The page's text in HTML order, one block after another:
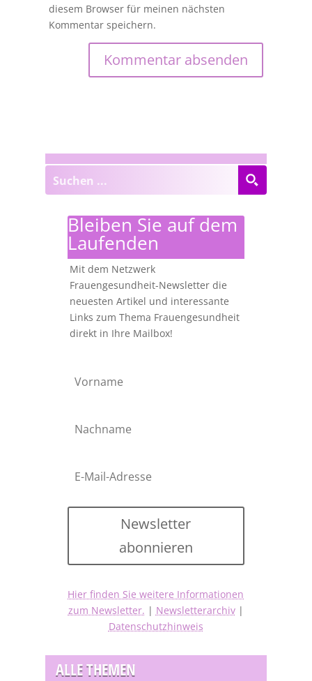
diesem Browser für meinen nächsten
Kommentar speichern.
Bleiben Sie auf dem
Laufenden
Mit dem Netzwerk
Frauengesundheit-Newsletter die
neuesten Artikel und interessante
Links zum Thema Frauengesundheit
direkt in Ihre Mailbox!
Newsletter
abonnieren
Hier finden Sie weitere Informationen
zum Newsletter. | Newsletterarchiv|
Datenschutzhinweis
ALLE THEMEN